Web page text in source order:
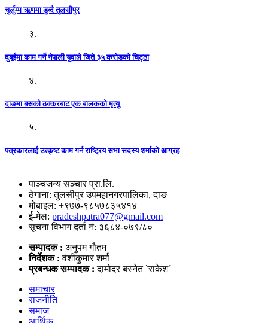
चुर्लुम्म ऋणमा डुब्दै तुलसीपुर
३.
दुबईमा काम गर्ने नेपाली युवाले जिते ३५ करोडको चिट्ठा
४.
दाङमा बसको ठक्करबाट एक बालकको मृत्यु
५.
पत्रकारलाई उत्कृष्ट काम गर्न राष्ट्रिय सभा सदस्य शर्माको आग्रह
पाञ्चजन्य सञ्चार प्रा.लि.
ठेगाना: तुलसीपुर उपमहानगरपालिका, दाङ
मोबाइल: +९७७-९८५७८३५४१४
ई-मेल: pradeshpatra077@gmail.com
सूचना विभाग दर्ता नं: ३६८४-०७९/८०
सम्पादक : अनुपम गौतम
निर्देशक :वंशीकुमार शर्मा
प्रबन्धक सम्पादक :दामोदर बस्नेत `राकेश´
समाचार
राजनीति
समाज